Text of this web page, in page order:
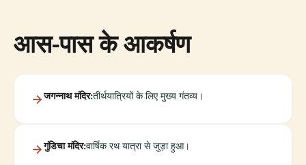
आस-पास के आकर्षण
जगन्नाथ मंदिर:तीर्थयात्रियों के लिए मुख्य गंतव्य।
गुंडिचा मंदिर:वार्षिक रथ यात्रा से जुड़ा हुआ।